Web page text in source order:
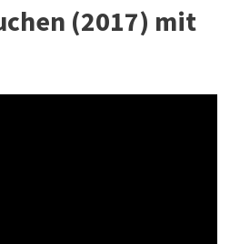
(2017) mit